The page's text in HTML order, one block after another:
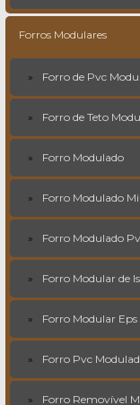
Forros Modulares
Forro de Pvc
Forro de Teto
Forro Modulado
Forro Modulado
Forro Modulado
Forro Modular de
Forro Modular Eps
Forro Pvc
Forro Removível